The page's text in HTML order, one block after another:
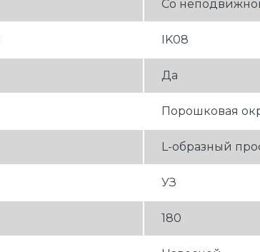
Со
IK08
Да
Порошковая
L-образный
УЗ
180